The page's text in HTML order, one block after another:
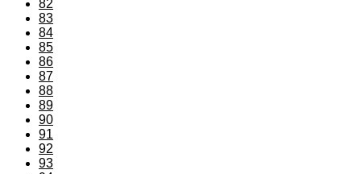
82
83
84
85
86
87
88
89
90
91
92
93